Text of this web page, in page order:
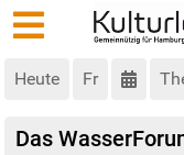
Heute Fr
Das